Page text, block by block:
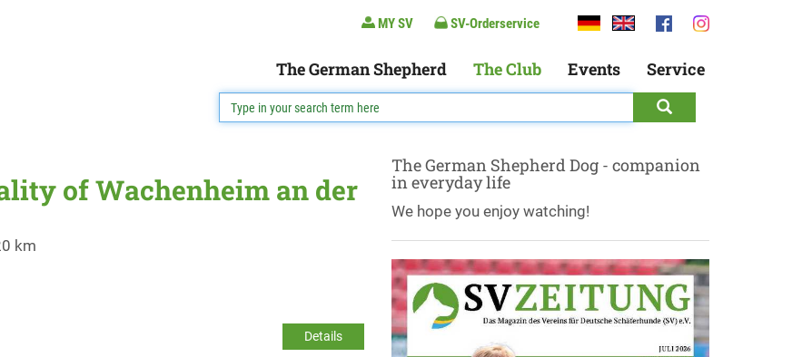
MY SV SV-Orderservice
The German Shepherd The Club Events Service
of Wachenheim an der
km
Details
The German Shepherd Dog - companion
in everyday life
We hope you enjoy watching!